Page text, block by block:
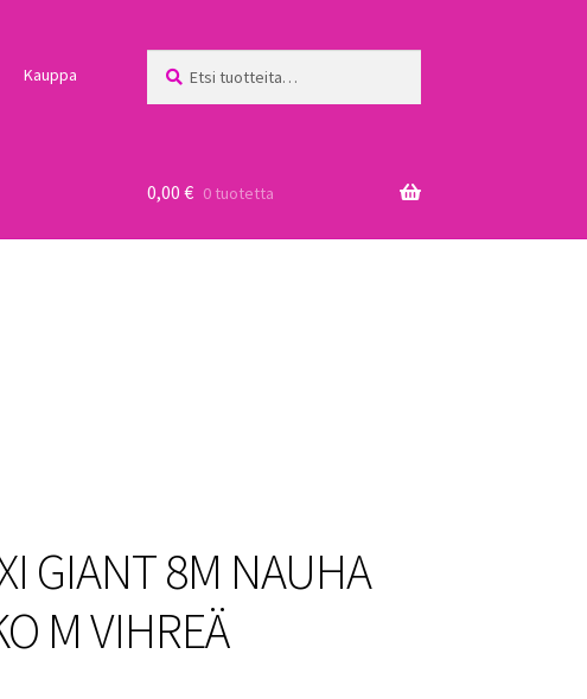
Kauppa
0,00 € 0 tuotetta
GIANT 8M NAUHA
M VIHREÄ